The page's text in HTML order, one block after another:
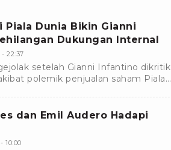
Piala Dunia Bikin Gianni
Dukungan Internal
22:37
setelah Gianni Infantino dikritik
polemik penjualan saham Piala
dan Emil Audero Hadapi
10:00